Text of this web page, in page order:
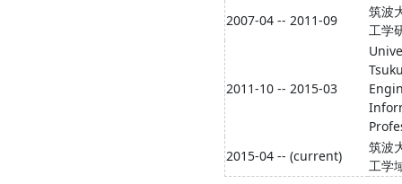
2007-04 -- 2011-09
筑波
工学
2011-10 -- 2015-03
2015-04 -- (current)
筑波
工学